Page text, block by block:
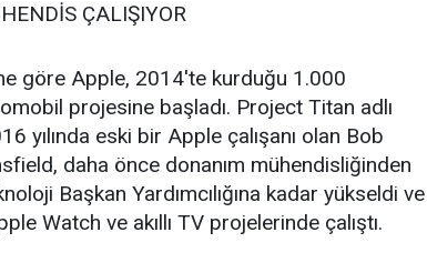
ÇALIŞIYOR
göre Apple, 2014'te kurduğu 1.000
projesine başladı. Project Titan adlı
yılında eski bir Apple çalışanı olan Bob
daha önce donanım mühendisliğinden
Başkan Yardımcılığına kadar yükseldi ve
Watch ve akıllı TV projelerinde çalıştı.